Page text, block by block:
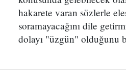
hakarete varan sözlerle
soramayacağını dile
dolayı "üzgün" olduğunu